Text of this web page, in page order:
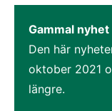
Gammal nyhet
Den här
oktober 2021
längre.